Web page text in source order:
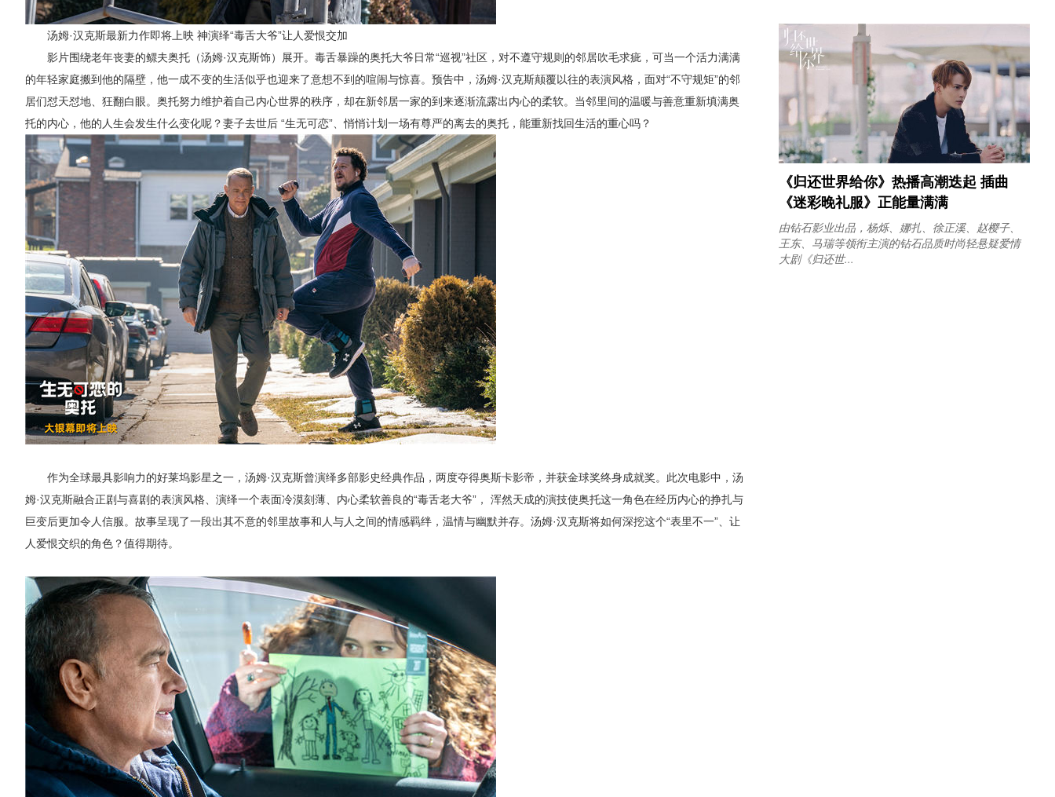
汤姆·汉克斯最新力作即将上映 神演绎“毒舌大爷”让人爱恨交加
影片围绕老年丧妻的鳏夫奥托（汤姆·汉克斯饰）展开。毒舌暴躁的奥托大爷日常“巡视”社区，对不遵守规则的邻居吹毛求疵，可当一个活力满满
的年轻家庭搬到他的隔壁，他一成不变的生活似乎也迎来了意想不到的喧闹与惊喜。预告中，汤姆·汉克斯颠覆以往的表演风格，面对“不守规矩”的邻
居们怼天怼地、狂翻白眼。奥托努力维护着自己内心世界的秩序，却在新邻居一家的到来逐渐流露出内心的柔软。当邻里间的温暖与善意重新填满奥
托的内心，他的人生会发生什么变化呢？妻子去世后 “生无可恋”、悄悄计划一场有尊严的离去的奥托，能重新找回生活的重心吗？
作为全球最具影响力的好莱坞影星之一，汤姆·汉克斯曾演绎多部影史经典作品，两度夺得奥斯卡影帝，并获金球奖终身成就奖。此次电影中，汤
姆·汉克斯融合正剧与喜剧的表演风格、演绎一个表面冷漠刻薄、内心柔软善良的“毒舌老大爷”， 浑然天成的演技使奥托这一角色在经历内心的挣扎与
巨变后更加令人信服。故事呈现了一段出其不意的邻里故事和人与人之间的情感羁绊，温情与幽默并存。汤姆·汉克斯将如何深挖这个“表里不一”、让
人爱恨交织的角色？值得期待。
《归还世界给你》热播高潮迭起 插曲
《迷彩晚礼服》正能量满满
由钻石影业出品，杨烁、娜扎、徐正溪、赵樱子、
王东、马瑞等领衔主演的钻石品质时尚轻悬疑爱情
大剧《归还世...